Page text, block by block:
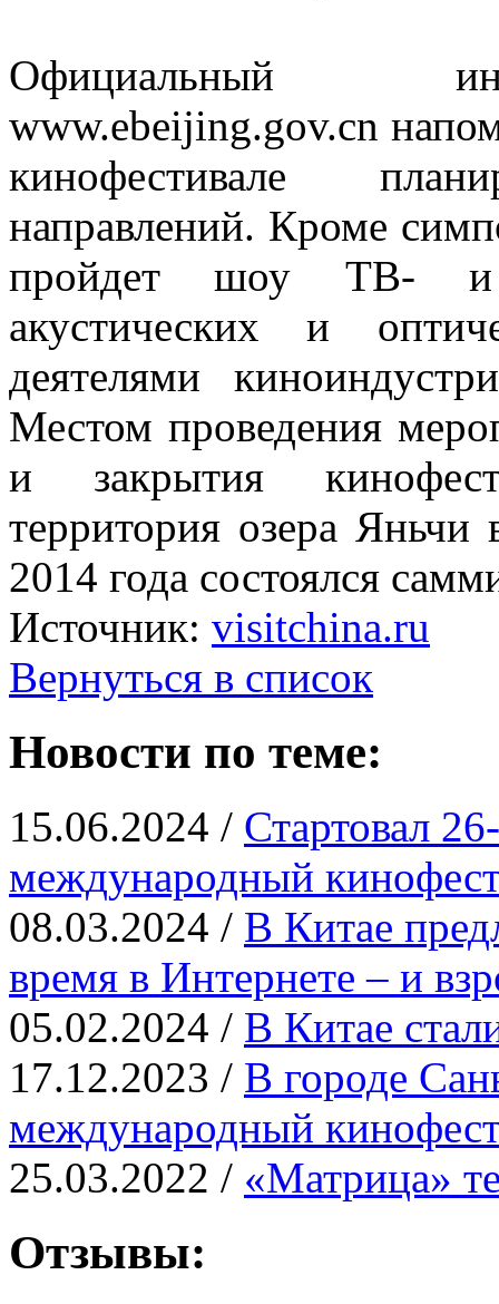
Официальный
www.ebeijing.gov.cn
кинофестивале
направлений. Кроме
пройдет шоу ТВ- и
акустических и
деятелями
Местом проведения
и закрытия
территория озера
2014 года состоялся
Источник: visitchina.ru
Вернуться в список
Новости по теме:
15.06.2024 / Стартовал
международный
08.03.2024 / В Китае
время в Интернете – и
05.02.2024 / В Китае
17.12.2023 / В городе
международный
25.03.2022 / «Матрица»
Отзывы: